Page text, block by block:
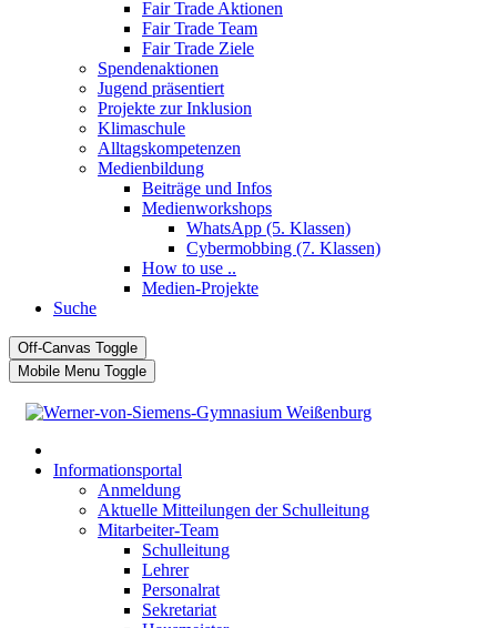
Fair Trade Aktionen
Fair Trade Team
Fair Trade Ziele
Spendenaktionen
Jugend präsentiert
Projekte zur Inklusion
Klimaschule
Alltagskompetenzen
Medienbildung
Beiträge und Infos
Medienworkshops
WhatsApp (5. Klassen)
Cybermobbing (7. Klassen)
How to use ..
Medien-Projekte
Suche
Off-Canvas Toggle
Mobile Menu Toggle
Informationsportal
Anmeldung
Aktuelle Mitteilungen der Schulleitung
Mitarbeiter-Team
Schulleitung
Lehrer
Personalrat
Sekretariat